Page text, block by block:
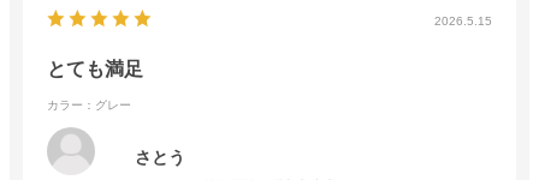
2026.5.15
とても満足
カラー：グレー
さとう